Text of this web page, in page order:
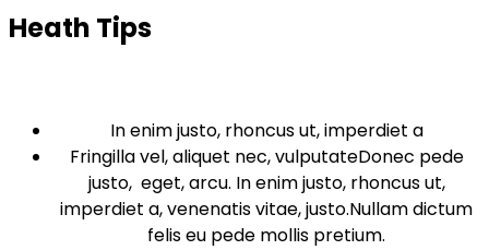
Heath Tips
In enim justo, rhoncus ut, imperdiet a
Fringilla vel, aliquet nec, vulputateDonec pede
justo, eget, arcu. In enim justo, rhoncus ut,
imperdiet a, venenatis vitae, justo.Nullam dictum
felis eu pede mollis pretium.